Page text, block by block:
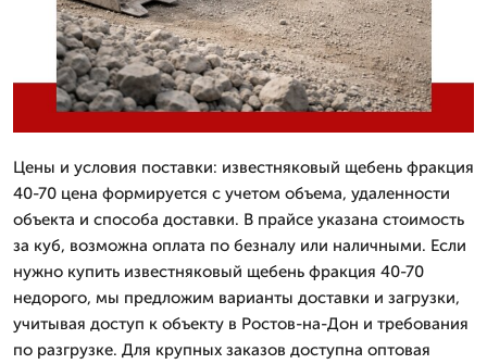
Цены и условия поставки: известняковый щебень фракция
40-70 цена формируется с учетом объема, удаленности
объекта и способа доставки. В прайсе указана стоимость
за куб, возможна оплата по безналу или наличными. Если
нужно купить известняковый щебень фракция 40-70
недорого, мы предложим варианты доставки и загрузки,
учитывая доступ к объекту в Ростов-на-Дон и требования
по разгрузке. Для крупных заказов доступна оптовая